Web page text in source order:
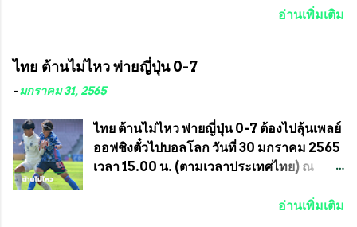
ครั้งนี้ได้ เนื่องจาก ติดธุระเร่งด่วน จึงได้มอบ
ความสงบเรียบร้อย นางฉวีวรรณ ตระกูลธรรม
ประธานชุมชน คลองลัดภาชีเขตภาษีเจริญ
สท.ทพ. สมนึก ปัทมาลัยที่ปรึกษา และการแจก
ความ ร้องขอจากประธานชุมชนคลองลัดภาชี
เขตภาษีเจริญ !!พี่น้องชุมชนได้รับความเดือด
ร้อนจากพิษโรค covid-19 ทำให้การอยู่การ
พล.อ.วิชญ เทพหัสดิน ณ อยุธยา นายกสมาคม
จัดการแข่งขันร่วมกัน ระหว่างสมาคม
ราชกรีฑาสโมสร กับ สมาคมกีฬาม้าแข่งไทย
ที่ห้องประชุมมูลนิธิโอลิมปิคไทย (บ้าน
นนท์ ประธานคณะกรรมการอำนวยการแข่ง
ม้า พร้อมด้วย นายเต็มสุข สุวรรณศร
กรรมการอำนวยการแข่งม้า และรักษาการผู้
และคณะกรรมการจากทั้งสองฝ่าย เข้าร่วม
อ่านเพิ่มเติม
ไทย ต้านไม่ไหว พ่ายญี่ปุ่น 0-7
-มกราคม 31, 2565
ไทย ต้านไม่ไหว พ่ายญี่ปุ่น 0-7 ต้องไปลุ้นเพลย์
ออฟชิงตั๋วไปบอลโลก วันที่ 30 มกราคม 2565
เวลา 15.00 น. (ตามเวลาประเทศไทย) ณ
แข่งขันฟุตบอลหญิงชิงแชมป์เอเชีย 2022 รอบ
อ่านเพิ่มเติม